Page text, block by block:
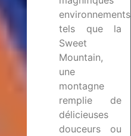
environnements
tels que la
Sweet
Mountain,
une
montagne
remplie de
délicieuses
douceurs ou